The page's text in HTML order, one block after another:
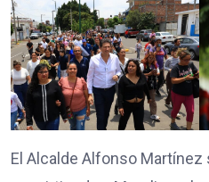
El Alcalde Alfonso Martínez